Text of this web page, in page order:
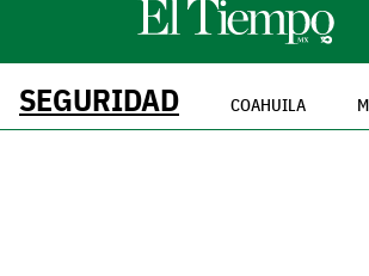
SEGURIDAD COAHUILA